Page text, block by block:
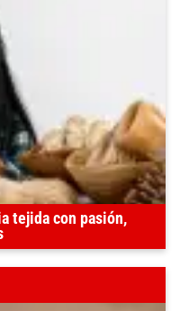
tejida con pasión,